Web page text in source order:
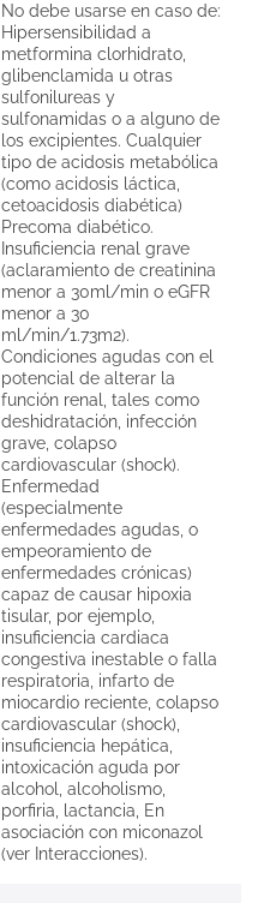
No debe usarse en caso de:
Hipersensibilidad a
metformina clorhidrato,
glibenclamida u otras
sulfonilureas y
sulfonamidas o a alguno de
los excipientes. Cualquier
tipo de acidosis metabólica
(como acidosis láctica,
cetoacidosis diabética)
Precoma diabético.
Insuficiencia renal grave
(aclaramiento de creatinina
menor a 30ml/min o eGFR
menor a 30
ml/min/1.73m2).
Condiciones agudas con el
potencial de alterar la
función renal, tales como
deshidratación, infección
grave, colapso
cardiovascular (shock).
Enfermedad
(especialmente
enfermedades agudas, o
empeoramiento de
enfermedades crónicas)
capaz de causar hipoxia
tisular, por ejemplo,
insuficiencia cardiaca
congestiva inestable o falla
respiratoria, infarto de
miocardio reciente, colapso
cardiovascular (shock),
insuficiencia hepática,
intoxicación aguda por
alcohol, alcoholismo,
porfiria, lactancia, En
asociación con miconazol
(ver Interacciones).